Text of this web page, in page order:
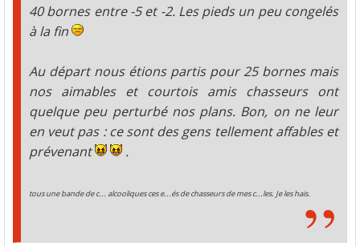
40 bornes entre -5 et -2. Les pieds un peu congelés
à la fin
Au départ nous étions partis pour 25 bornes mais
nos aimables et courtois amis chasseurs ont
quelque peu perturbé nos plans. Bon, on ne leur
en veut pas : ce sont des gens tellement affables et
prévenant
.
tous une bande de c... alcooliques ces e...és de chasseurs de mes c...les. Je les hais.